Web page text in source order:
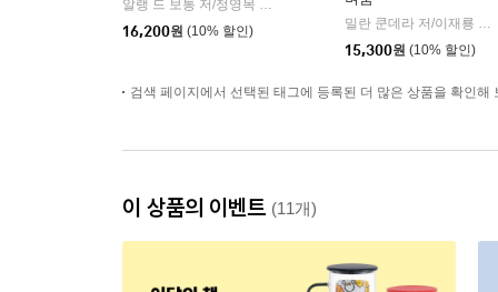
알랭 드 보통 저/정영목 역
16,200원 (10% 할인) 밀란 쿤데라 저/이재룡 역
15,300원 (10% 할인)
검색 페이지에서 선택된 태그에 등록된 더 많은 상품을 확인해
이 상품의 이벤트 (11개)